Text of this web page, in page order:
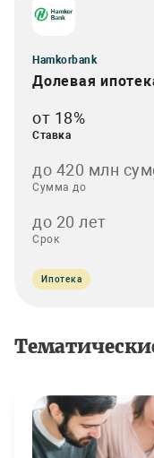
Hamkorbank
Долевая
от 18%
Ставка
до 420 млн
Сумма до
до 20 лет
Срок
Ипотека